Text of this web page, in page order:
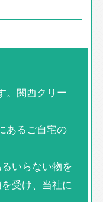
。関西クリー
あるご自宅の
いらない物を
受け、当社に